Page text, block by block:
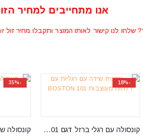
אנו מתחייבים למחיר
שלחו לנו קישור לאותו המוצר ותקבלו מחיר זול
-18%
קונסולה עם רגלי ברזל דגם BOSTON 101
-35%